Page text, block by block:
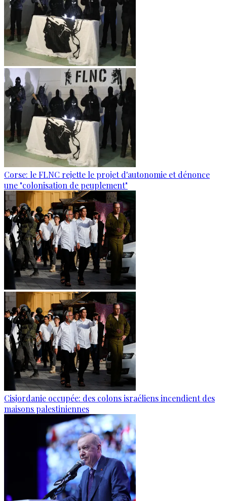
Corse: le FLNC rejette le projet d'autonomie et dénonce
une "colonisation de peuplement"
Cisjordanie occupée: des colons israéliens incendient des
maisons palestiniennes